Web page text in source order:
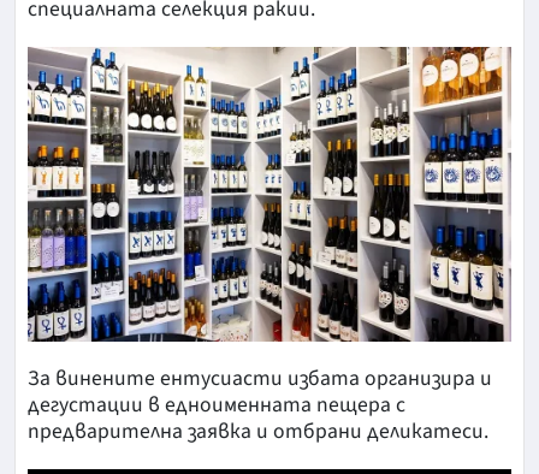
специалната селекция ракии.
За винените ентусиасти избата организира и
дегустации в едноименната пещера с
предварителна заявка и отбрани деликатеси.